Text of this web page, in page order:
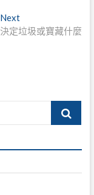
NextNext
post:
決定垃圾或寶藏什麼
Search